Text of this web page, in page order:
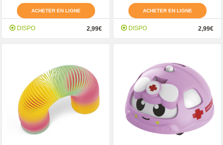
ACHETER EN LIGNE
DISPO 2,99€
ACHETER EN LIGNE
DISPO 2,99€